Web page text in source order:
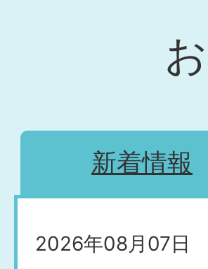
新着情報
2026年08月07日